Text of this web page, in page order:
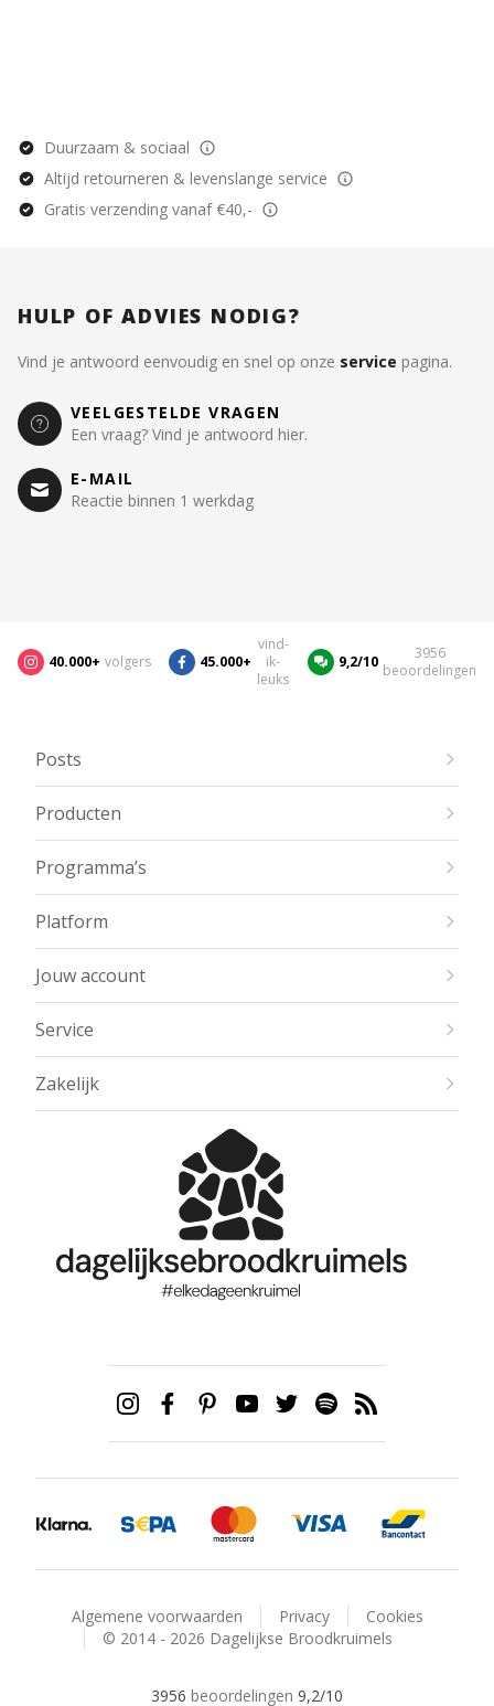
Duurzaam & sociaal
Altijd retourneren & levenslange service
Gratis verzending vanaf €40,-
HULP OF ADVIES NODIG?
Vind je antwoord eenvoudig en snel op onze service pagina.
VEELGESTELDE VRAGEN
Een vraag? Vind je antwoord hier.
E-MAIL
Reactie binnen 1 werkdag
40.000+ volgers 45.000+
vind-
ik-
leuks
9,2/10
3956
beoordelingen
Posts
Producten
Programma’s
Platform
Jouw account
Service
Zakelijk
Algemene voorwaarden Privacy
Cookies
© 2014 - 2026 Dagelijkse Broodkruimels
3956 beoordelingen 9,2/10